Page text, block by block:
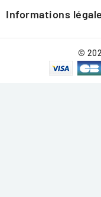
Informations
©